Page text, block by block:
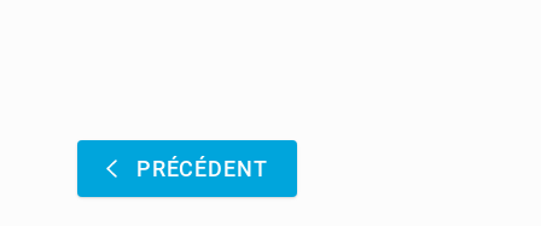
PRÉCÉDENT: